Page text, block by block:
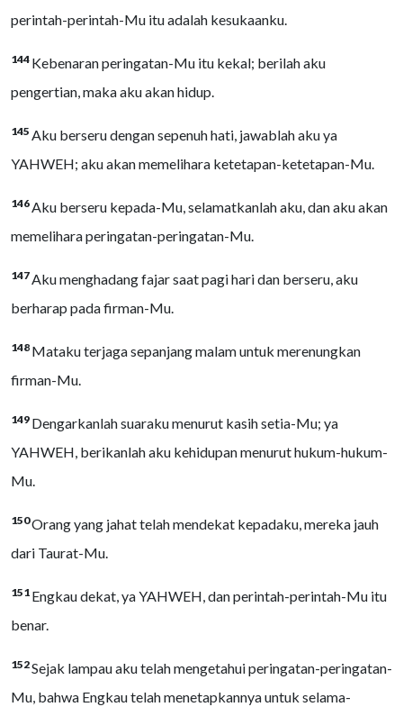
perintah-perintah-Mu itu adalah kesukaanku.
144 Kebenaran peringatan-Mu itu kekal; berilah aku
pengertian, maka aku akan hidup.
145 Aku berseru dengan sepenuh hati, jawablah aku ya
YAHWEH; aku akan memelihara ketetapan-ketetapan-Mu.
146Aku berseru kepada-Mu, selamatkanlah aku, dan aku akan
memelihara peringatan-peringatan-Mu.
147Aku menghadang fajar saat pagi hari dan berseru, aku
berharap pada firman-Mu.
148 Mataku terjaga sepanjang malam untuk merenungkan
firman-Mu.
149 Dengarkanlah suaraku menurut kasih setia-Mu; ya
YAHWEH, berikanlah aku kehidupan menurut hukum-hukum-
Mu.
150Orang yang jahat telah mendekat kepadaku, mereka jauh
dari Taurat-Mu.
151 Engkau dekat, ya YAHWEH, dan perintah-perintah-Mu itu
benar.
152Sejak lampau aku telah mengetahui peringatan-peringatan-
Mu, bahwa Engkau telah menetapkannya untuk selama-